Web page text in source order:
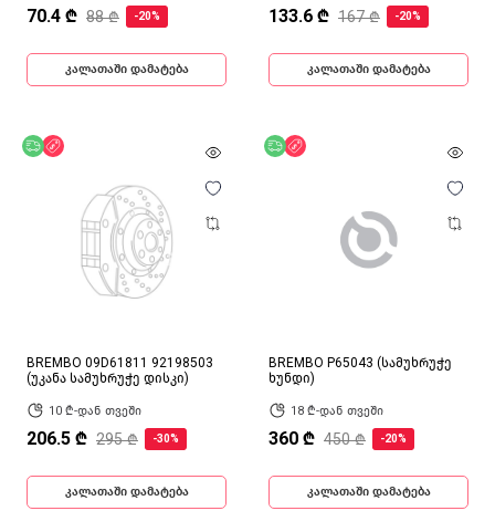
70.4 ₾ 88 ₾ -20%
კალათაში დამატება
133.6 ₾ 167 ₾ -20%
კალათაში დამატება
უფასო მიწოდება
BREMBO 09D61811 92198503
(უკანა სამუხრუჭე დისკი)
10 ₾-დან თვეში
206.5 ₾ 295 ₾ -30%
კალათაში დამატება
უფასო მიწოდება
BREMBO P65043 (სამუხრუჭე
ხუნდი)
18 ₾-დან თვეში
360 ₾ 450 ₾ -20%
კალათაში დამატება